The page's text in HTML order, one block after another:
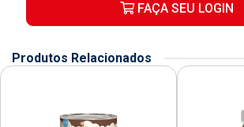
FAÇA SEU LOGIN
Produtos Relacionados